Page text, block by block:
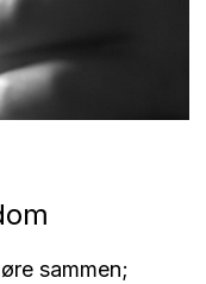
sammen;